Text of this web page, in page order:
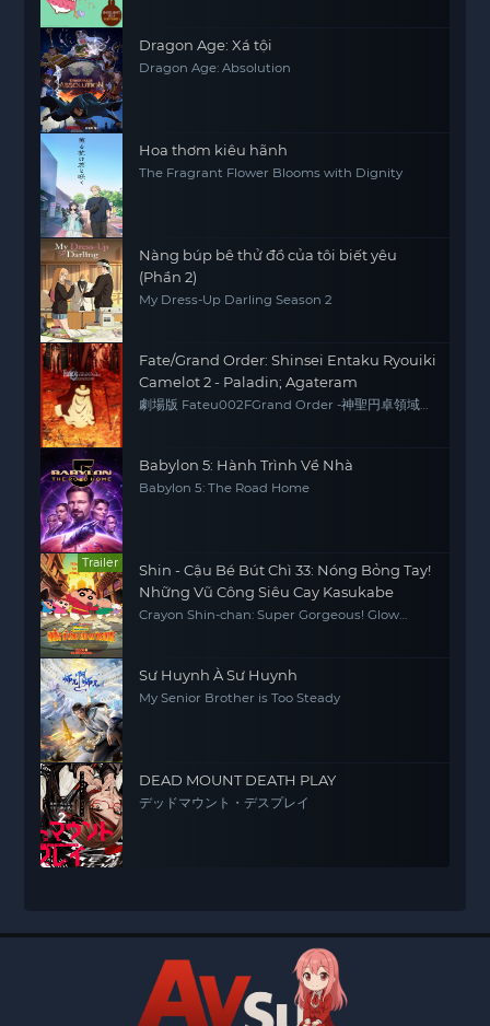
Dragon Age: Xá tội
Dragon Age: Absolution
Hoa thơm kiêu hãnh
The Fragrant Flower Blooms with Dignity
Nàng búp bê thử đồ của tôi biết yêu
(Phần 2)
My Dress-Up Darling Season 2
Fate/Grand Order: Shinsei Entaku Ryouiki
Camelot 2 - Paladin; Agateram
劇場版 Fateu002FGrand Order -神聖円卓領域
Babylon 5: Hành Trình Về Nhà
Babylon 5: The Road Home
Trailer
Shin - Cậu Bé Bút Chì 33: Nóng Bỏng Tay!
Những Vũ Công Siêu Cay Kasukabe
Crayon Shin-chan: Super Gorgeous! Glow
Sư Huynh À Sư Huynh
My Senior Brother is Too Steady
DEAD MOUNT DEATH PLAY
デッドマウント・デスプレイ